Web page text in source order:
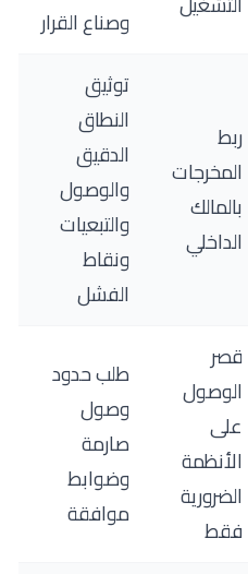
وصناع القرار
ربط
المخرجات
بالمالك
الداخلي
توثيق
النطاق
الدقيق
والوصول
والتبعيات
ونقاط
الفشل
قصر
الوصول
على
الأنظمة
الضرورية
فقط
طلب حدود
وصول
صارمة
وضوابط
موافقة